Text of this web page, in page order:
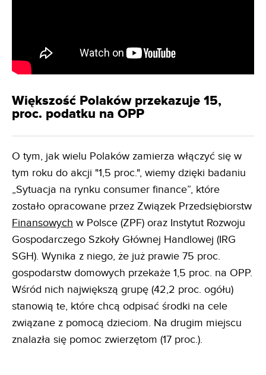
Większość Polaków przekazuje 15,
proc. podatku na OPP
O tym, jak wielu Polaków zamierza włączyć się w
tym roku do akcji "1,5 proc.", wiemy dzięki badaniu
„Sytuacja na rynku consumer finance”, które
zostało opracowane przez Związek Przedsiębiorstw
Finansowych w Polsce (ZPF) oraz Instytut Rozwoju
Gospodarczego Szkoły Głównej Handlowej (IRG
SGH). Wynika z niego, że już prawie 75 proc.
gospodarstw domowych przekaże 1,5 proc. na OPP.
Wśród nich największą grupę (42,2 proc. ogółu)
stanowią te, które chcą odpisać środki na cele
związane z pomocą dzieciom. Na drugim miejscu
znalazła się pomoc zwierzętom (17 proc.).